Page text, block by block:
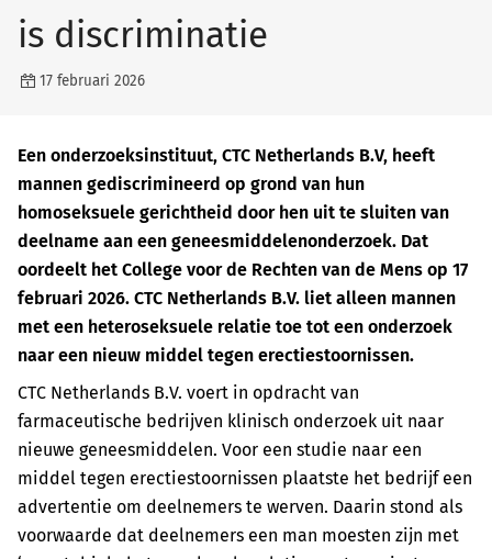
is discriminatie
17 februari 2026
Een onderzoeksinstituut, CTC Netherlands B.V, heeft
mannen gediscrimineerd op grond van hun
homoseksuele gerichtheid door hen uit te sluiten van
deelname aan een geneesmiddelenonderzoek. Dat
oordeelt het College voor de Rechten van de Mens op 17
februari 2026. CTC Netherlands B.V. liet alleen mannen
met een heteroseksuele relatie toe tot een onderzoek
naar een nieuw middel tegen erectiestoornissen.
CTC Netherlands B.V. voert in opdracht van
farmaceutische bedrijven klinisch onderzoek uit naar
nieuwe geneesmiddelen. Voor een studie naar een
middel tegen erectiestoornissen plaatste het bedrijf een
advertentie om deelnemers te werven. Daarin stond als
voorwaarde dat deelnemers een man moesten zijn met